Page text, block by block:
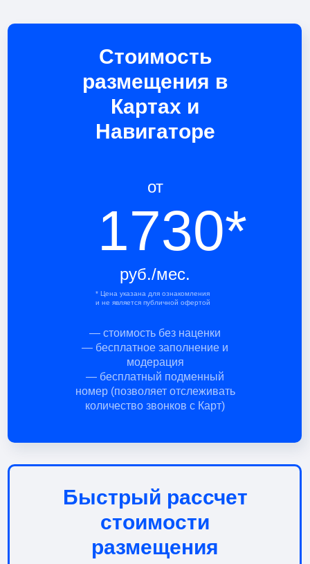
Стоимость
размещения в
Картах и
Навигаторе
от
1730*
руб./мес.
— стоимость без наценки
— бесплатное заполнение и
модерация
— бесплатный подменный
номер (позволяет отслеживать
количество звонков с Карт)
* Цена указана для ознакомления
и не является публичной офертой
Быстрый рассчет
стоимости
размещения